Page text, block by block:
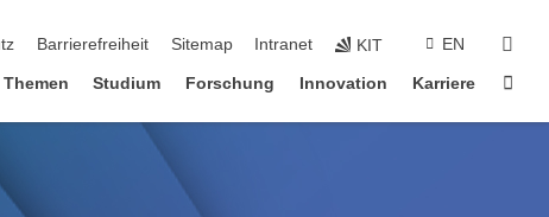
Barrierefreiheit Sitemap Intranet KIT EN
Themen Studium Forschung Innovation Karriere